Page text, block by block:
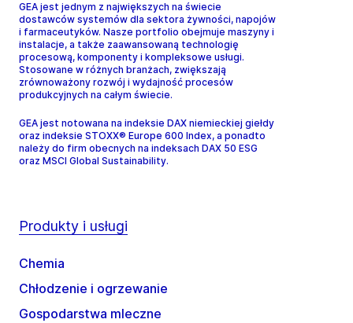
GEA jest jednym z największych na świecie
dostawców systemów dla sektora żywności, napojów
i farmaceutyków. Nasze portfolio obejmuje maszyny i
instalacje, a także zaawansowaną technologię
procesową, komponenty i kompleksowe usługi.
Stosowane w różnych branżach, zwiększają
zrównoważony rozwój i wydajność procesów
produkcyjnych na całym świecie.
GEA jest notowana na indeksie DAX niemieckiej giełdy
oraz indeksie STOXX® Europe 600 Index, a ponadto
należy do firm obecnych na indeksach DAX 50 ESG
oraz MSCI Global Sustainability.
Produkty i usługi
Chemia
Chłodzenie i ogrzewanie
Gospodarstwa mleczne